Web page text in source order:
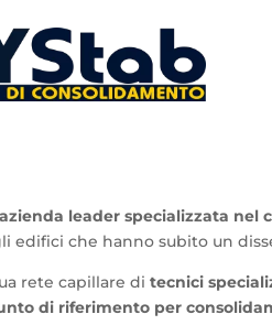
azienda leader specializzata nel
edifici che hanno subito un
rete capillare ditecnici
di riferimento per